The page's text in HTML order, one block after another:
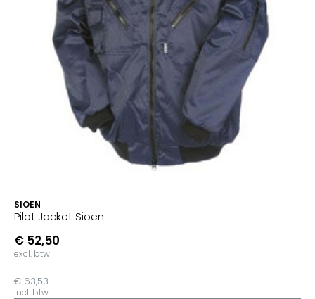
SIOEN
Pilot Jacket Sioen
€ 52,50
excl. btw
€ 63,53
incl. btw